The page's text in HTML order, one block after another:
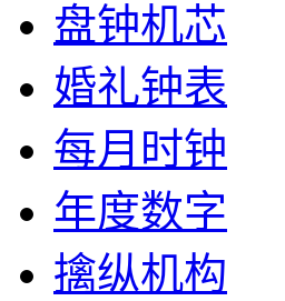
盘钟机芯
婚礼钟表
每月时钟
年度数字
擒纵机构